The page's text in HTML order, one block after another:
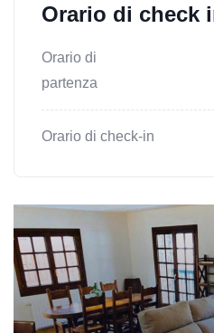
Orario di check
Orario di
partenza
Orario di check-in